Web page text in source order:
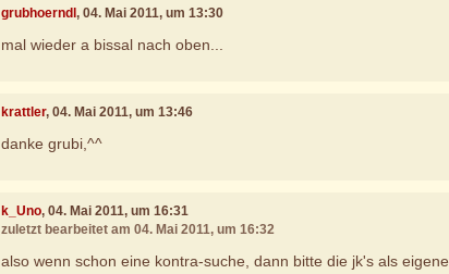
grubhoerndl, 04. Mai 2011, um 13:30
mal wieder a bissal nach oben...
krattler, 04. Mai 2011, um 13:46
danke grubi,^^
k_Uno, 04. Mai 2011, um 16:31
zuletzt bearbeitet am 04. Mai 2011, um 16:32
also wenn schon eine kontra-suche, dann bitte die jk's als eigene